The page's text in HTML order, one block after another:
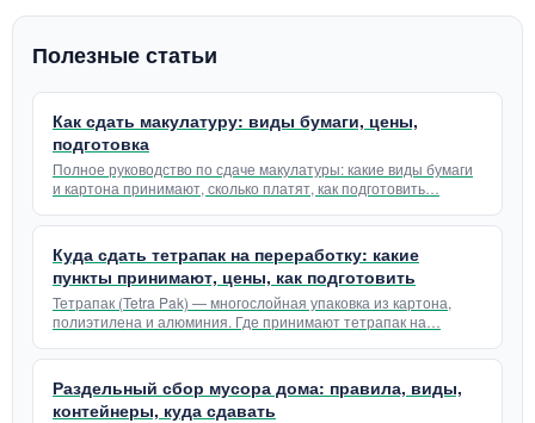
Полезные статьи
Как сдать макулатуру: виды бумаги, цены,
подготовка
Полное руководство по сдаче макулатуры: какие виды бумаги
и картона принимают, сколько платят, как подготовить…
Куда сдать тетрапак на переработку: какие
пункты принимают, цены, как подготовить
Тетрапак (Tetra Pak) — многослойная упаковка из картона,
полиэтилена и алюминия. Где принимают тетрапак на…
Раздельный сбор мусора дома: правила, виды,
контейнеры, куда сдавать